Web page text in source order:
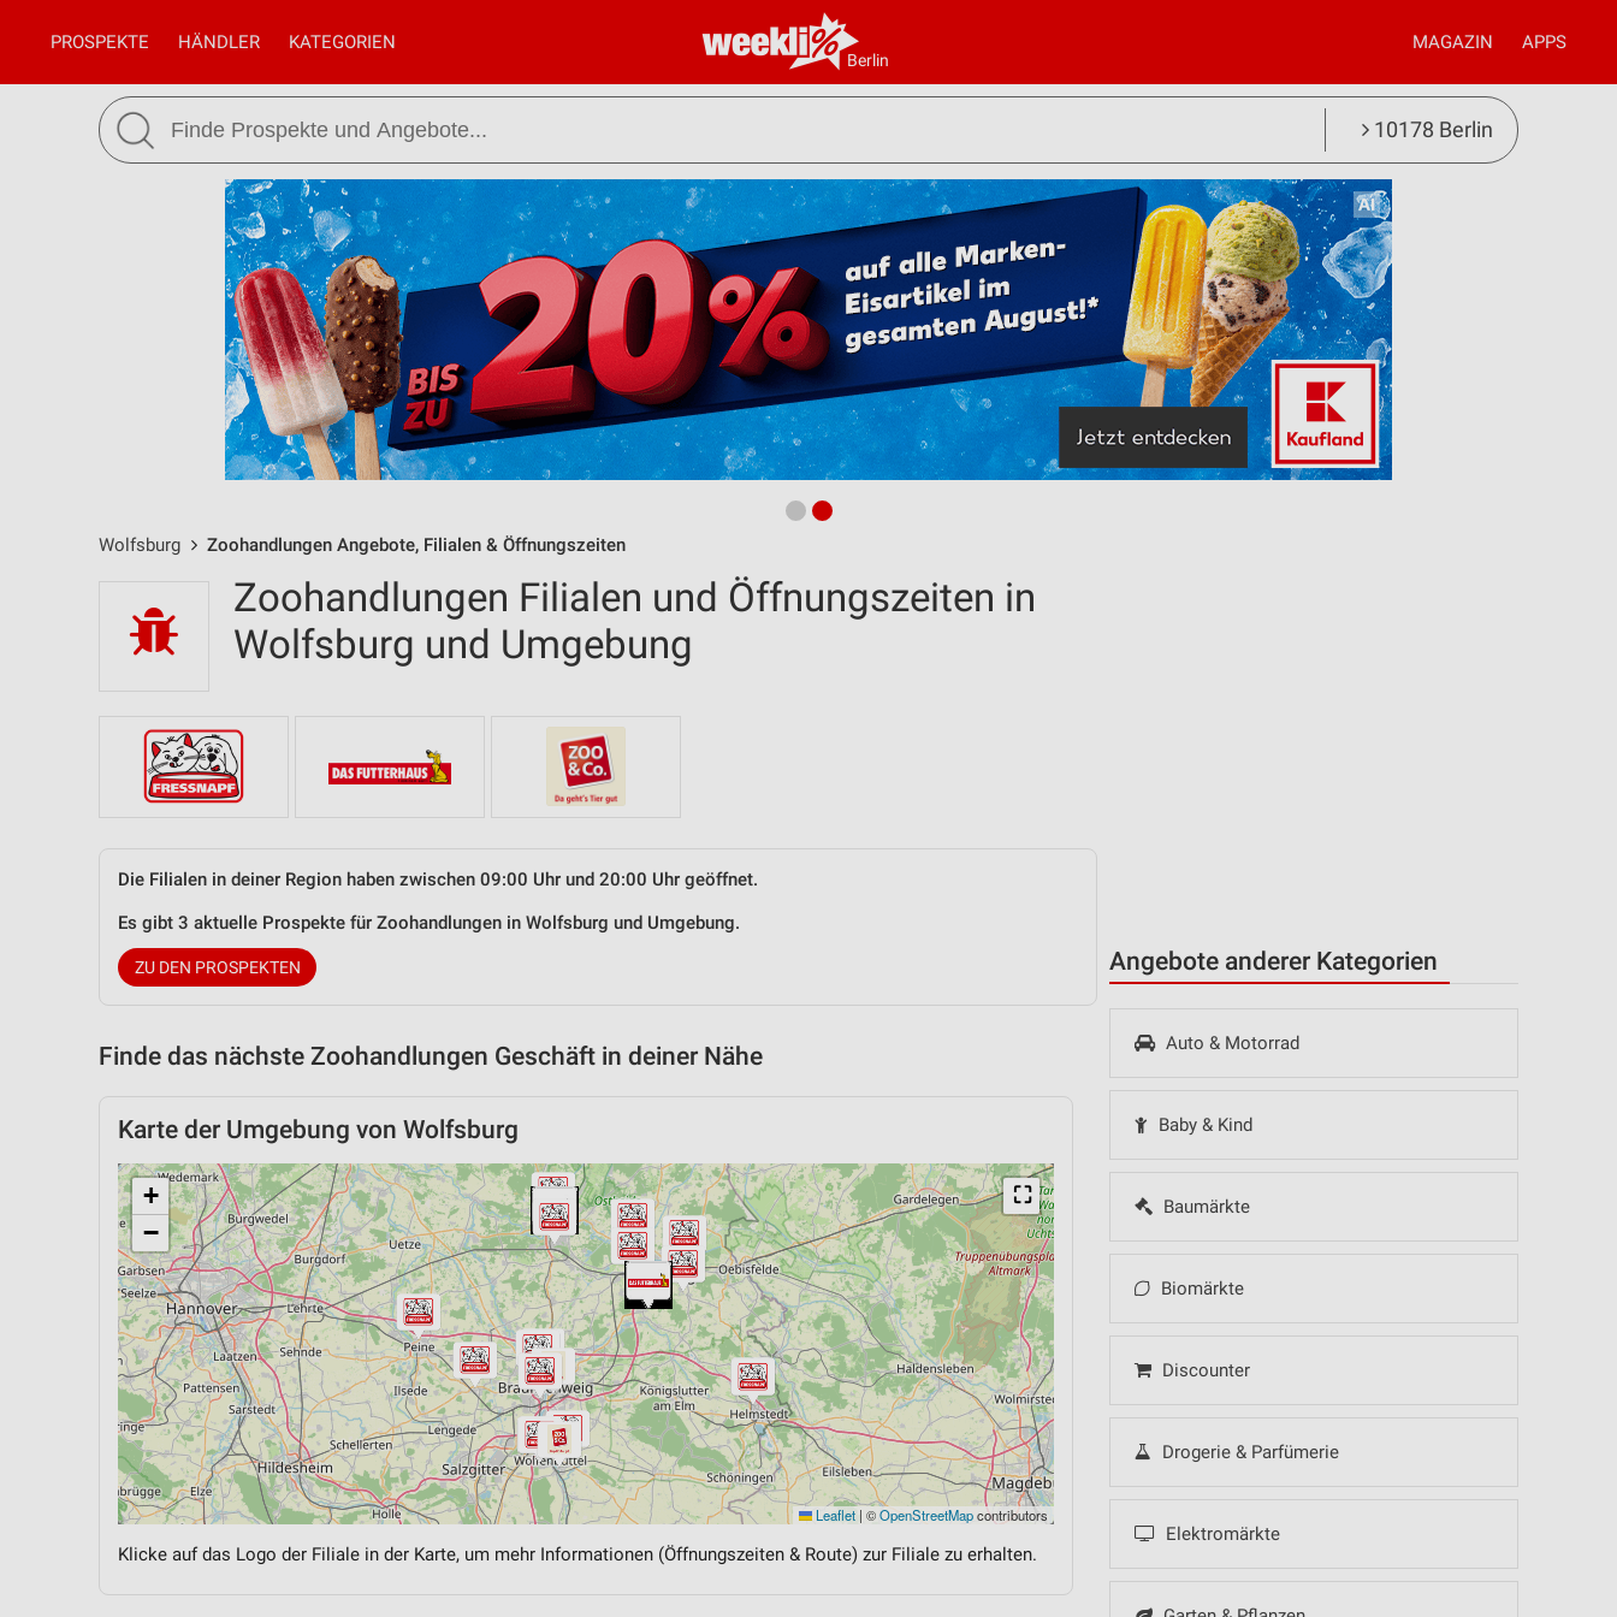
Berlin
PROSPEKTE HÄNDLER KATEGORIEN MAGAZIN APPS
10178 Berlin
Wolfsburg Zoohandlungen Angebote, Filialen & Öffnungszeiten
Angebote anderer Kategorien
Auto & Motorrad
Baby & Kind
Baumärkte
Biomärkte
Discounter
Drogerie & Parfümerie
Elektromärkte
Zoohandlungen Filialen und Öffnungszeiten in
Wolfsburg und Umgebung
Die Filialen in deiner Region haben zwischen 09:00 Uhr und 20:00 Uhr geöffnet.
Es gibt 3 aktuelle Prospekte für Zoohandlungen in Wolfsburg und Umgebung.
ZU DEN PROSPEKTEN
Finde das nächste Zoohandlungen Geschäft in deiner Nähe
Karte der Umgebung von Wolfsburg
⛶
+
−
Leaflet | ©OpenStreetMapcontributors
Klicke auf das Logo der Filiale in der Karte, um mehr Informationen (Öffnungszeiten & Route) zur Filiale zu erhalten.